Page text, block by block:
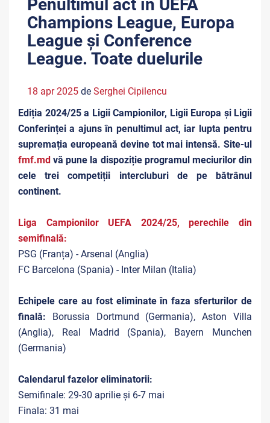
Penultimul act în UEFA
Champions League, Europa
League și Conference
League. Toate duelurile
18 apr 2025 de Serghei Cipilencu
Ediția 2024/25 a Ligii Campionilor, Ligii Europa și Ligii
Conferinței a ajuns în penultimul act, iar lupta pentru
supremația europeană devine tot mai intensă. Site-ul
fmf.md vă pune la dispoziție programul meciurilor din
cele trei competiții intercluburi de pe bătrânul
continent.
Liga Campionilor UEFA 2024/25, perechile din
semifinală:
PSG (Franța) - Arsenal (Anglia)
FC Barcelona (Spania) - Inter Milan (Italia)
Echipele care au fost eliminate în faza sferturilor de
finală: Borussia Dortmund (Germania), Aston Villa
(Anglia), Real Madrid (Spania), Bayern Munchen
(Germania)
Calendarul fazelor eliminatorii:
Semifinale: 29-30 aprilie și 6-7 mai
Finala: 31 mai